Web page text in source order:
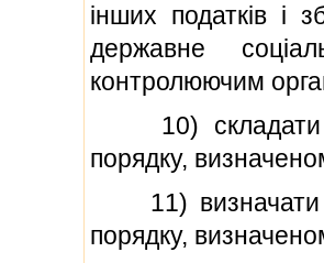
iнших податкiв i
державне
контролюючим
10) складати
порядку,
11) визначати
порядку,